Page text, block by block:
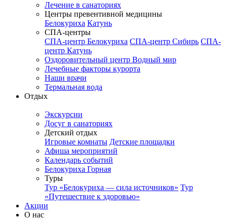
Лечение в санаториях
Центры превентивной медицины
Белокуриха Катунь
СПА-центры
СПА-центр Белокуриха СПА-центр Сибирь СПА-
центр Катунь
Оздоровительный центр Водный мир
Лечебные факторы курорта
Наши врачи
Термальная вода
Отдых
Экскурсии
Досуг в санаториях
Детский отдых
Игровые комнаты Детские площадки
Афиша мероприятий
Календарь событий
Белокуриха Горная
Туры
Тур «Белокуриха — сила источников» Тур
«Путешествие к здоровью»
Акции
О нас